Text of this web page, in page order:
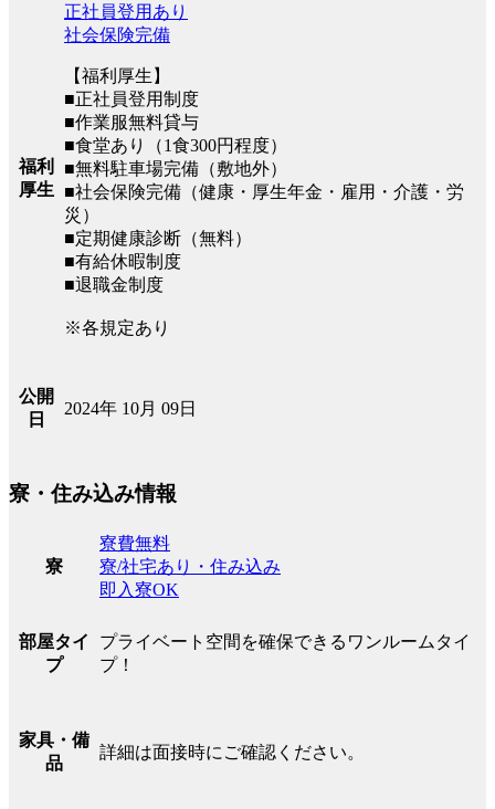
福利
厚生
正社員登用あり
社会保険完備
【福利厚生】
■正社員登用制度
■作業服無料貸与
■食堂あり（1食300円程度）
■無料駐車場完備（敷地外）
■社会保険完備（健康・厚生年金・雇用・介護・労
災）
■定期健康診断（無料）
■有給休暇制度
■退職金制度
※各規定あり
公開
日
2024年 10月 09日
寮・住み込み情報
寮
寮費無料
寮/社宅あり・住み込み
即入寮OK
部屋タイ
プ
プライベート空間を確保できるワンルームタイ
プ！
家具・備
品
詳細は面接時にご確認ください。